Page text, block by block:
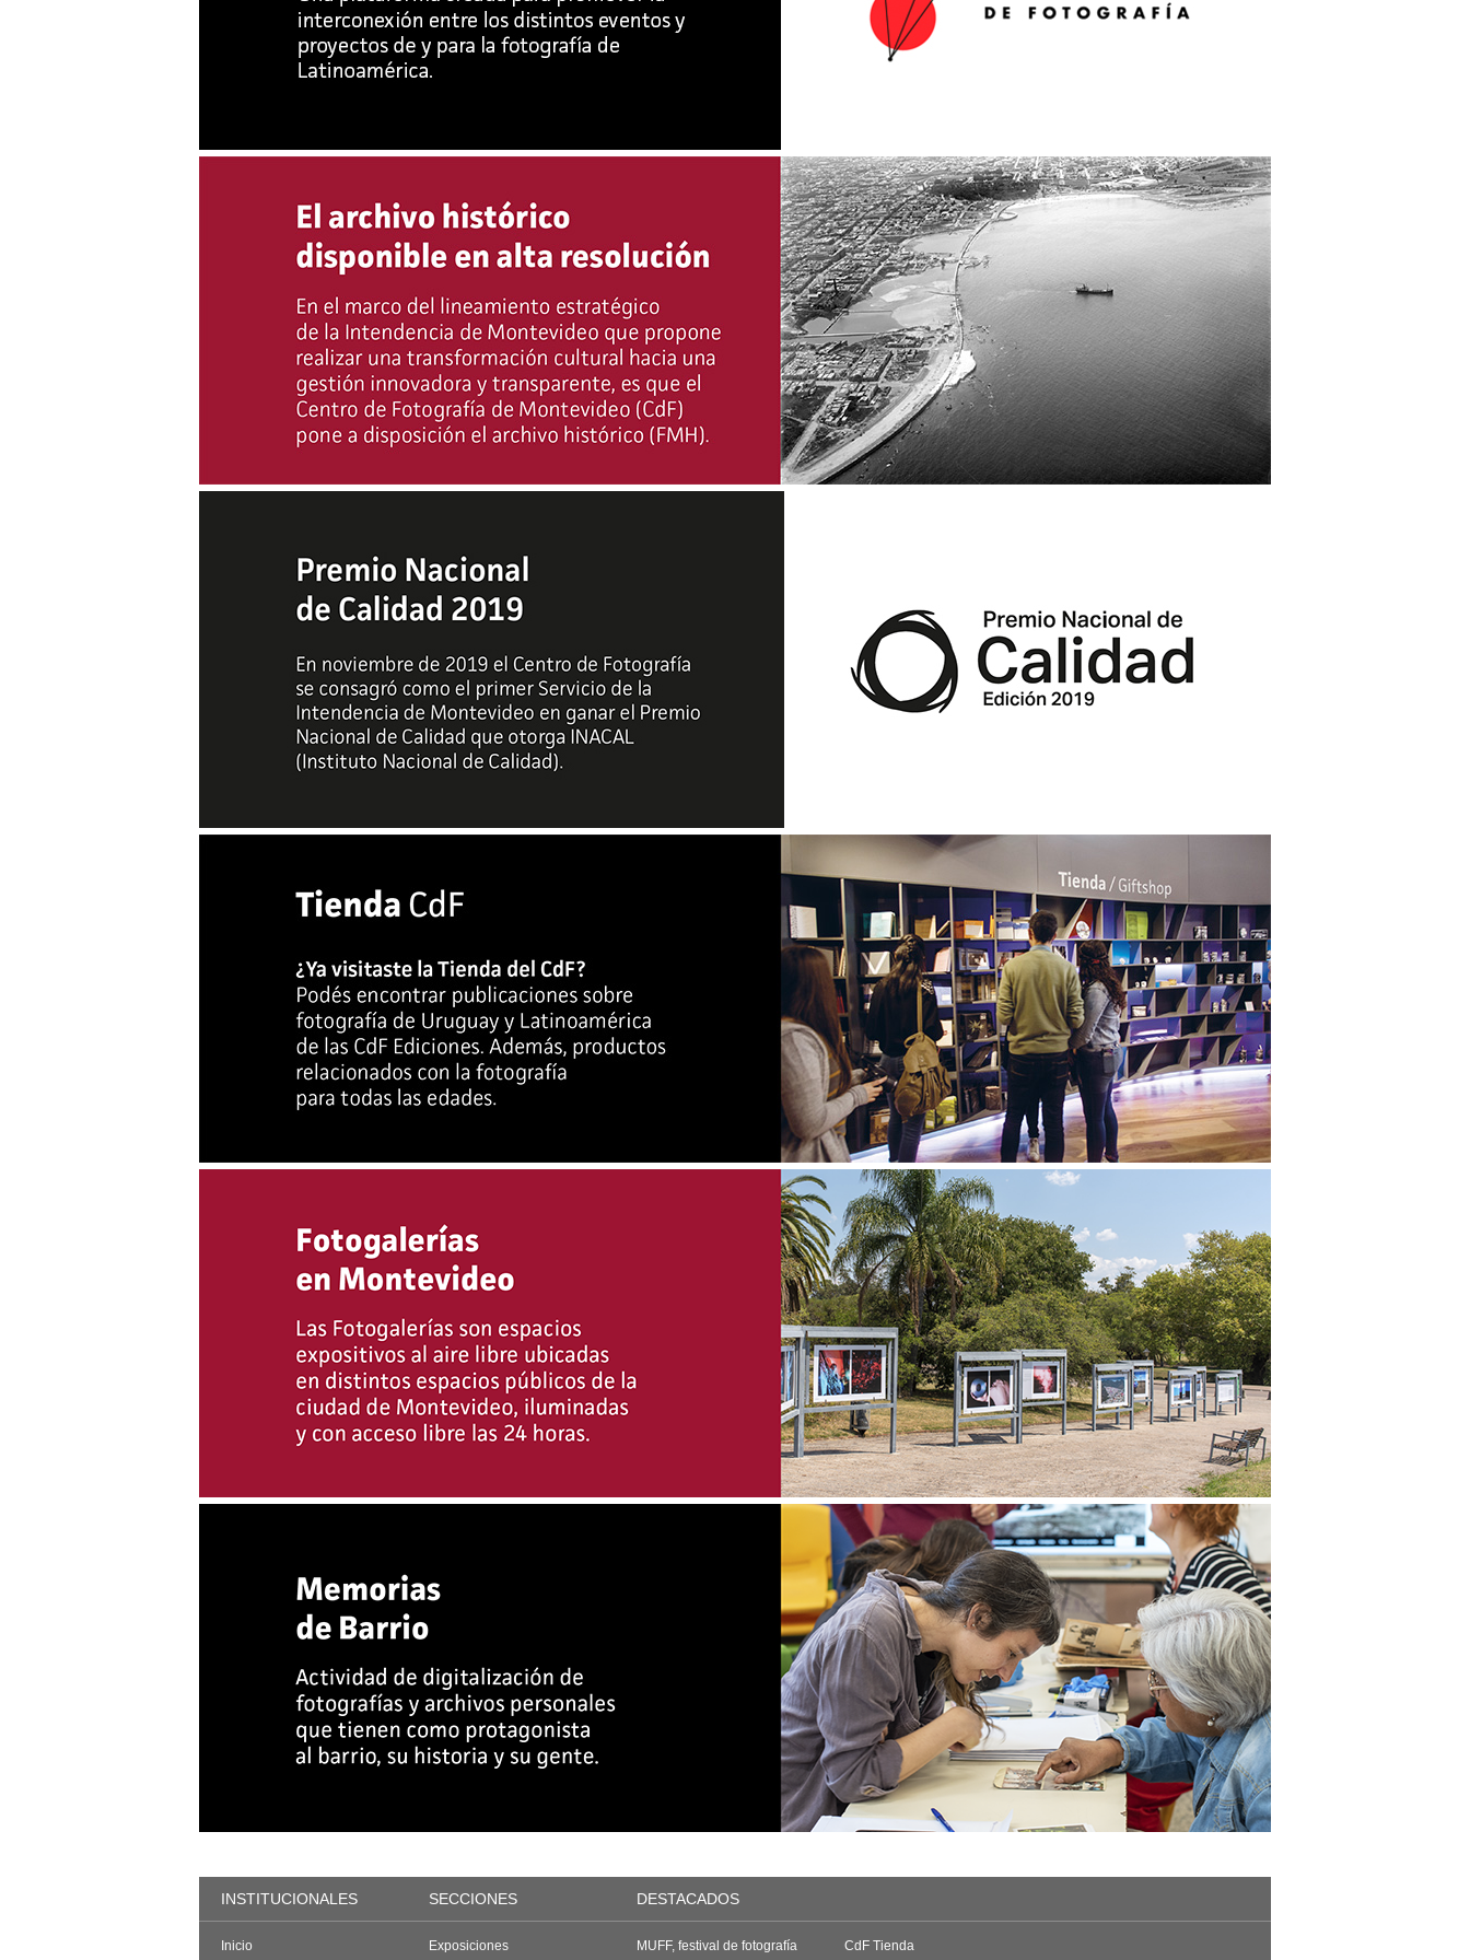
INSTITUCIONALES SECCIONES DESTACADOS
Inicio Exposiciones MUFF, festival de fotografía CdF Tienda